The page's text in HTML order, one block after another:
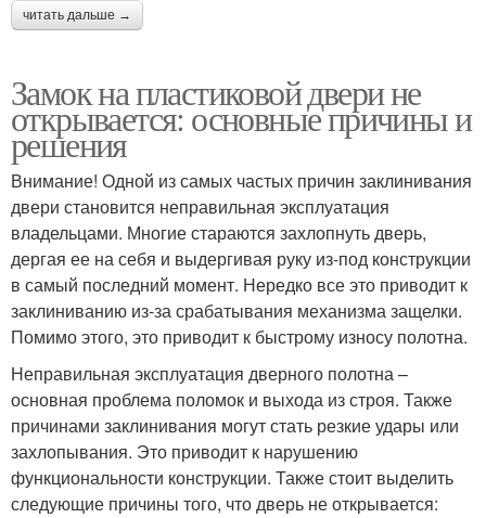
читать дальше →
Замок на пластиковой двери не
открывается: основные причины и
решения
Внимание! Одной из самых частых причин заклинивания
двери становится неправильная эксплуатация
владельцами. Многие стараются захлопнуть дверь,
дергая ее на себя и выдергивая руку из-под конструкции
в самый последний момент. Нередко все это приводит к
заклиниванию из-за срабатывания механизма защелки.
Помимо этого, это приводит к быстрому износу полотна.
Неправильная эксплуатация дверного полотна –
основная проблема поломок и выхода из строя. Также
причинами заклинивания могут стать резкие удары или
захлопывания. Это приводит к нарушению
функциональности конструкции. Также стоит выделить
следующие причины того, что дверь не открывается: